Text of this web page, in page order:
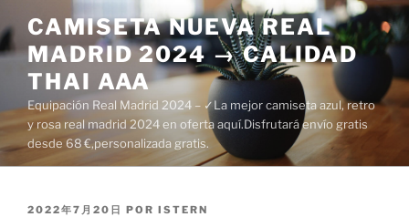
al
contenido
CAMISETA NUEVA REAL
MADRID 2024 → CALIDAD
THAI AAA
Equipación Real Madrid 2024 – ✓La mejor camiseta azul, retro
y rosa real madrid 2024 en oferta aquí.Disfrutará envío gratis
desde 68 €,personalizada gratis.
PUBLICADO
2022年7月20日 POR ISTERN